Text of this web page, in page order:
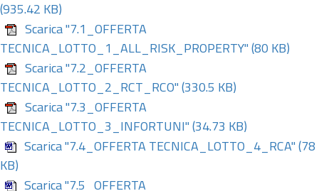
(935.42 KB)
Scarica "7.1_OFFERTA
TECNICA_LOTTO_1_ALL_RISK_PROPERTY" (80 KB)
Scarica "7.2_OFFERTA
TECNICA_LOTTO_2_RCT_RCO" (330.5 KB)
Scarica "7.3_OFFERTA
TECNICA_LOTTO_3_INFORTUNI" (34.73 KB)
Scarica "7.4_OFFERTA TECNICA_LOTTO_4_RCA" (78
KB)
Scarica "7.5_OFFERTA